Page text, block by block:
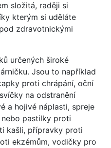
složitá, raději si
kterým si uděláte
zdravotnickými
určených široké
Jsou to například
proti chrápání, oční
na odstranění
a hojivé náplasti, spreje
pastilky proti
kašli, přípravky proti
ekzémům, vodičky pro